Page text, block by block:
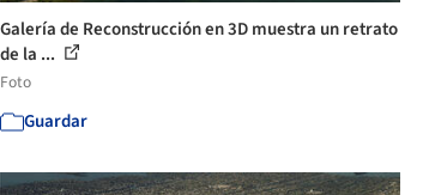
Galería de Reconstrucción en 3D muestra un retrato
de la ...
Foto
Guardar